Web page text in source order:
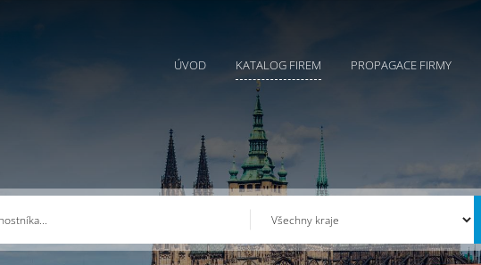
ÚVOD KATALOG FIREM PROPAGACE FIRMY